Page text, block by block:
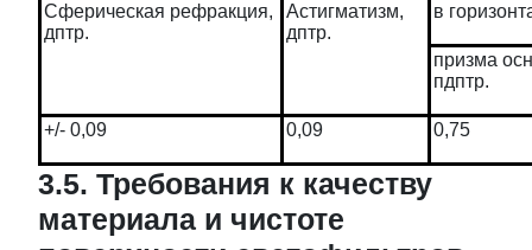
Сферическая рефракция,
дптр.
Астигматизм,
дптр.
в
призма
пдптр.
+/- 0,09 0,09 0,75
3.5. Требования к качеству
материала и чистоте